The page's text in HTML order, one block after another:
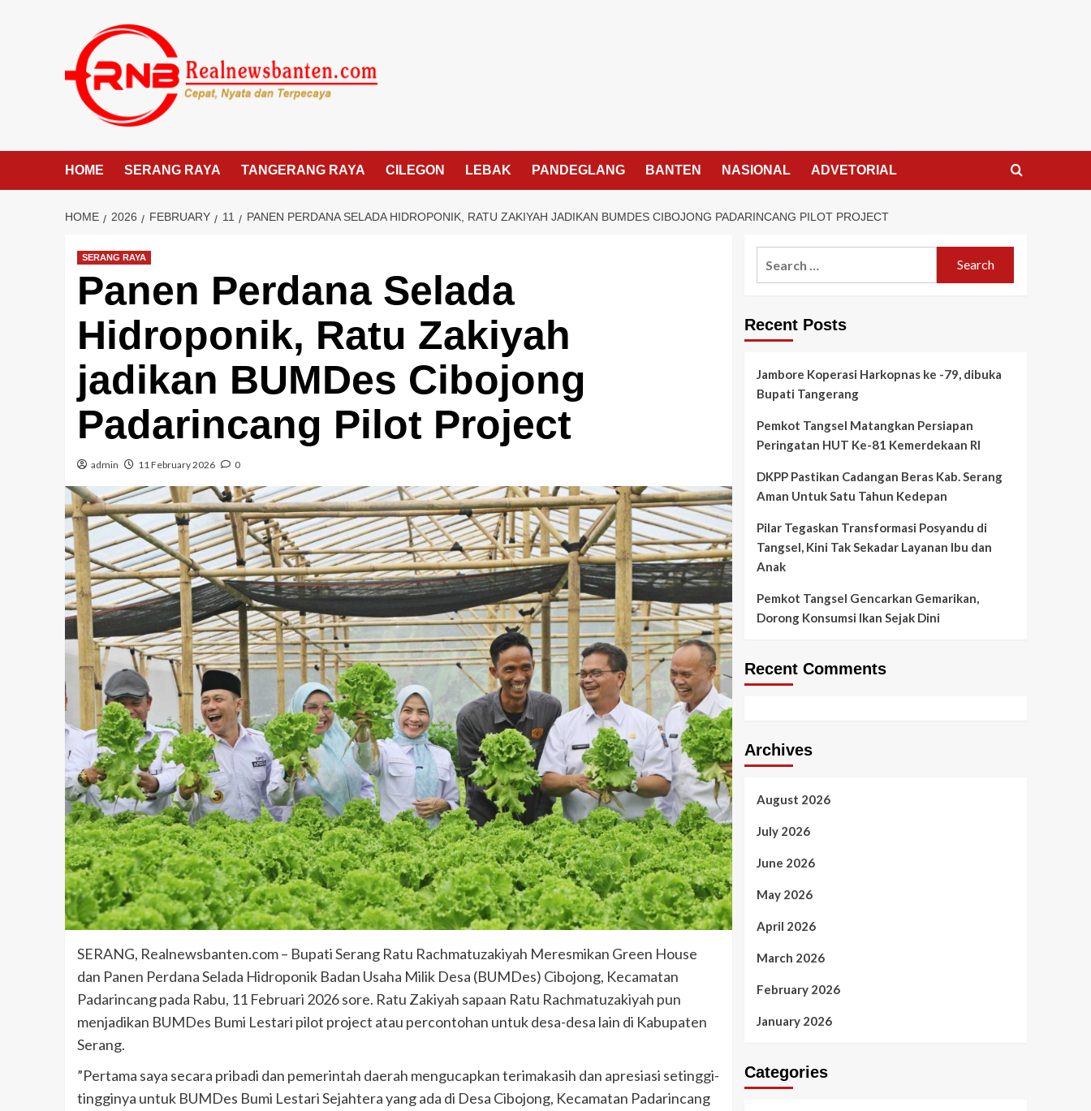
HOME SERANG RAYA TANGERANG RAYA CILEGON LEBAK PANDEGLANG BANTEN NASIONAL ADVETORIAL
HOME 2026 FEBRUARY 11 PANEN PERDANA SELADA HIDROPONIK, RATU ZAKIYAH JADIKAN BUMDES CIBOJONG PADARINCANG PILOT PROJECT
SERANG RAYA
Panen Perdana Selada
Hidroponik, Ratu Zakiyah
jadikan BUMDes Cibojong
Padarincang Pilot Project
admin 11 February 2026 0
SERANG, Realnewsbanten.com – Bupati Serang Ratu Rachmatuzakiyah Meresmikan Green House
dan Panen Perdana Selada Hidroponik Badan Usaha Milik Desa (BUMDes) Cibojong, Kecamatan
Padarincang pada Rabu, 11 Februari 2026 sore. Ratu Zakiyah sapaan Ratu Rachmatuzakiyah pun
menjadikan BUMDes Bumi Lestari pilot project atau percontohan untuk desa-desa lain di Kabupaten
Serang.
”Pertama saya secara pribadi dan pemerintah daerah mengucapkan terimakasih dan apresiasi setinggi-
tingginya untuk BUMDes Bumi Lestari Sejahtera yang ada di Desa Cibojong, Kecamatan Padarincang
Recent Posts
Jambore Koperasi Harkopnas ke -79, dibuka
Bupati Tangerang
Pemkot Tangsel Matangkan Persiapan
Peringatan HUT Ke-81 Kemerdekaan RI
DKPP Pastikan Cadangan Beras Kab. Serang
Aman Untuk Satu Tahun Kedepan
Pilar Tegaskan Transformasi Posyandu di
Tangsel, Kini Tak Sekadar Layanan Ibu dan
Anak
Pemkot Tangsel Gencarkan Gemarikan,
Dorong Konsumsi Ikan Sejak Dini
Recent Comments
Archives
August 2026
July 2026
June 2026
May 2026
April 2026
March 2026
February 2026
January 2026
Categories